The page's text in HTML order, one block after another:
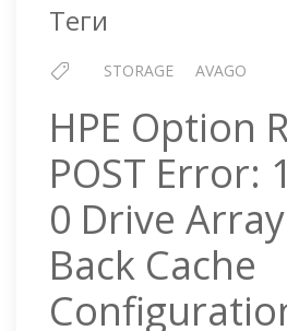
Теги
STORAGE AVAGO
HPE Option
POST Error:
0 Drive
Back Cache